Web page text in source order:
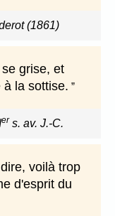
(1861)
grise, et
à la sottise.
er s. av. J.-C.
voilà trop
d'esprit du